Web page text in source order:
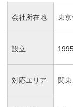
会社所在地 東
設立
対応エリア 関